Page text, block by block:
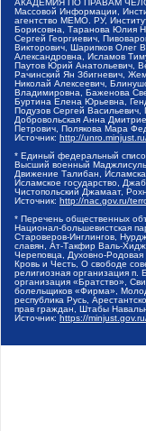
АКАДЕМИЯ ПО ПРАВАМ
Массовой Информации,
агентство МЕМО. РУ,
Борисовна, Таранова Юлия
Сергей Георгиевич,
Викторович, Шарипков Олег
Александровна, Исламов
Паутов Юрий Анатольевич,
Рачинский Ян Збигневич,
Николай Алексеевич,
Владимировна, Баженова
Буртина Елена Юрьевна,
Подузов Сергей
Добровольская Анна
Петрович, Полякова Мара
Источник: http://
* Единый федеральный
Высший военный Маджлисуль
Движение Талибан,
Исламское государство,
Чистопольский Джамаат,
Источник: http://nac.gov.ru/
* Перечень общественных
Национал-большевистская
Староверов-Инглингов,
славян, Ат-Такфир Валь-
Череповца, Духовно-
Кровь и Честь, О свободе
религиозная организация п.
организация «Братство»,
болельщиков «Фирма»,
республика Русь,
прав граждан, Штабы
Источник: https://